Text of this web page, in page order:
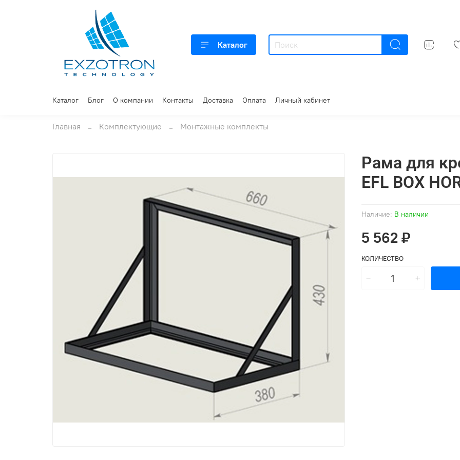
Каталог
Каталог Блог О компании Контакты Доставка Оплата Личный кабинет
Главная Комплектующие Монтажные комплекты
Наличие: В наличии
Рама для
EFL BOX
5 562 ₽
КОЛИЧЕСТВО